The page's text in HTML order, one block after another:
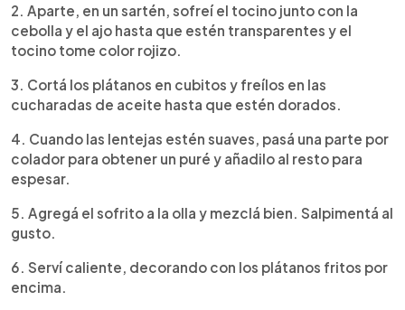
2. Aparte, en un sartén, sofreí el tocino junto con la
cebolla y el ajo hasta que estén transparentes y el
tocino tome color rojizo.
3. Cortá los plátanos en cubitos y freílos en las
cucharadas de aceite hasta que estén dorados.
4. Cuando las lentejas estén suaves, pasá una parte por
colador para obtener un puré y añadilo al resto para
espesar.
5. Agregá el sofrito a la olla y mezclá bien. Salpimentá al
gusto.
6. Serví caliente, decorando con los plátanos fritos por
encima.